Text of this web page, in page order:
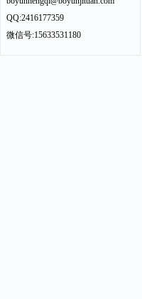
QQ:2416177359
微信号:15633531180